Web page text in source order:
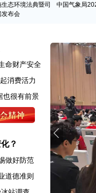
态环境法典暨司
发布会
中国气象局
命财产安全
消费活力
也很有前景
？
做好防范
道德准则